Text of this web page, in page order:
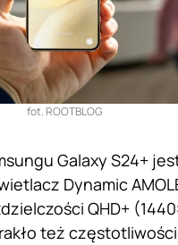
fot. ROOTBLOG
Galaxy S24+
Dynamic
QHD+
też częstotliwości